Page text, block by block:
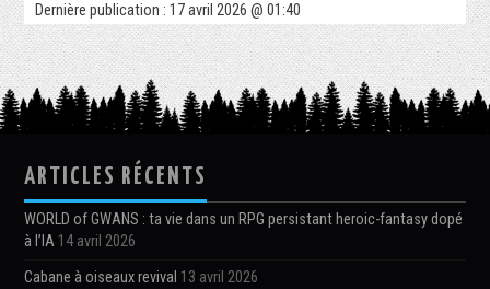
Dernière publication :17 avril 2026 @ 01:40
ARTICLES RÉCENTS
WORLD of GWANS : ta vie dans un RPG persistant heroic-fantasy dopé
à l’IA 14 avril 2026
Cabane à oiseaux revival 13 avril 2026